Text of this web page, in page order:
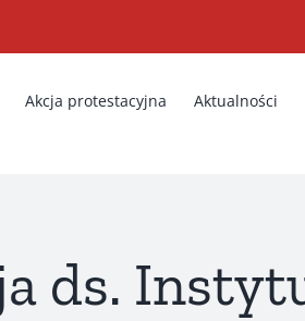
Akcja protestacyjna Aktualności
ds.